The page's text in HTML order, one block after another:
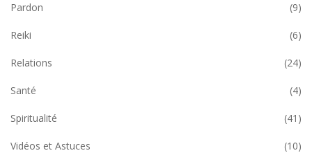
Pardon (9)
Reiki (6)
Relations (24)
Santé (4)
Spiritualité (41)
Vidéos et Astuces (10)